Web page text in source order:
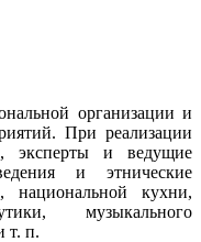
организации и
При реализации
эксперты и ведущие
и этнические
национальной кухни,
музыкального
т. п.